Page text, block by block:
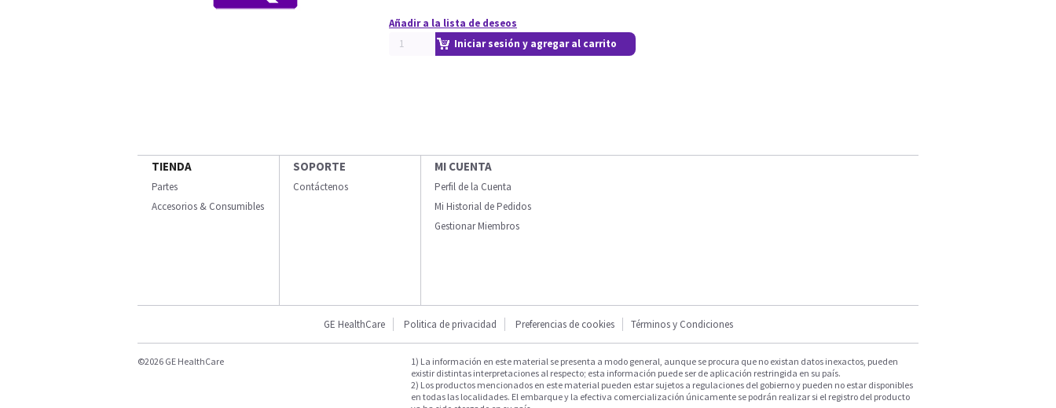
Añadir a la lista de deseos
Iniciar sesión y agregar al carrito
TIENDA
Partes
Accesorios & Consumibles
SOPORTE
Contáctenos
MI CUENTA
Perfil de la Cuenta
Mi Historial de Pedidos
Gestionar Miembros
GE HealthCare Politica de privacidad Preferencias de cookies Términos y Condiciones
©2026 GE HealthCare
1) La información en este material se presenta a modo general, aunque se procura que no existan datos inexactos, pueden
existir distintas interpretaciones al respecto; esta información puede ser de aplicación restringida en su país.
2) Los productos mencionados en este material pueden estar sujetos a regulaciones del gobierno y pueden no estar disponibles
en todas las localidades. El embarque y la efectiva comercialización únicamente se podrán realizar si el registro del producto